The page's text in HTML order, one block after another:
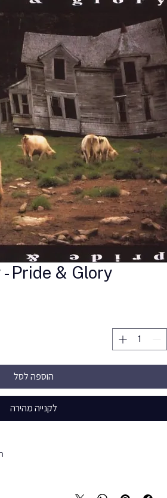
Pride & Glory
הוספה לסל
לקנייה מהירה